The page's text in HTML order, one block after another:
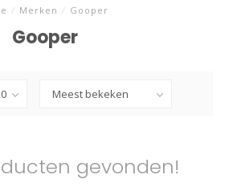
/ Merken / Gooper
Gooper
gevonden!